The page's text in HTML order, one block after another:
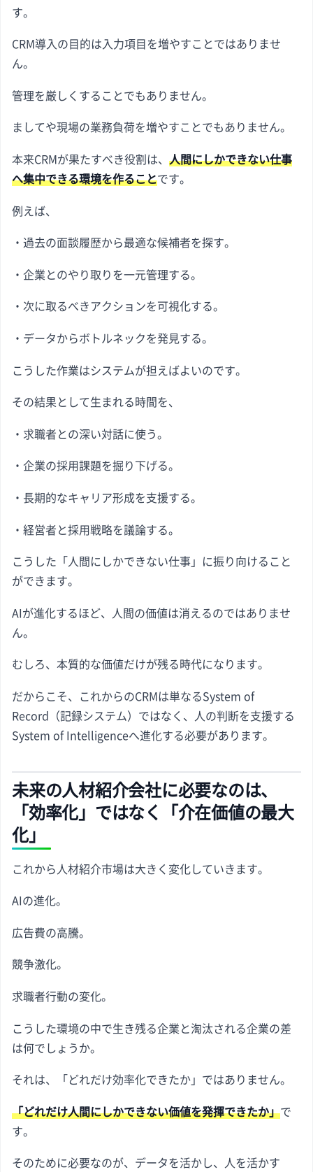
す。
CRM導入の目的は入力項目を増やすことではありませ
ん。
管理を厳しくすることでもありません。
ましてや現場の業務負荷を増やすことでもありません。
本来CRMが果たすべき役割は、 人間にしかできない仕事
へ集中できる環境を作ることです。
例えば、
・過去の面談履歴から最適な候補者を探す。
・企業とのやり取りを一元管理する。
・次に取るべきアクションを可視化する。
・データからボトルネックを発見する。
こうした作業はシステムが担えばよいのです。
その結果として生まれる時間を、
・求職者との深い対話に使う。
・企業の採用課題を掘り下げる。
・長期的なキャリア形成を支援する。
・経営者と採用戦略を議論する。
こうした「人間にしかできない仕事」に振り向けること
ができます。
AIが進化するほど、人間の価値は消えるのではありませ
ん。
むしろ、本質的な価値だけが残る時代になります。
だからこそ、これからのCRMは単なるSystem of
Record（記録システム）ではなく、人の判断を支援する
System of Intelligenceへ進化する必要があります。
未来の人材紹介会社に必要なのは、
「効率化」ではなく「介在価値の最大
化」
これから人材紹介市場は大きく変化していきます。
AIの進化。
広告費の高騰。
競争激化。
求職者行動の変化。
こうした環境の中で生き残る企業と淘汰される企業の差
は何でしょうか。
それは、「どれだけ効率化できたか」ではありません。
「どれだけ人間にしかできない価値を発揮できたか」で
す。
そのために必要なのが、データを活かし、人を活かす